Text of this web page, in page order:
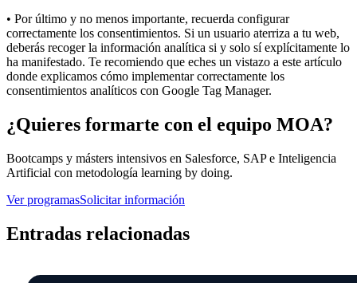
• Por último y no menos importante, recuerda configurar
correctamente los consentimientos. Si un usuario aterriza a tu web,
deberás recoger la información analítica si y solo sí explícitamente lo
ha manifestado. Te recomiendo que eches un vistazo a este artículo
donde explicamos cómo implementar correctamente los
consentimientos analíticos con Google Tag Manager.
¿Quieres formarte con el equipo MOA?
Bootcamps y másters intensivos en Salesforce, SAP e Inteligencia
Artificial con metodología learning by doing.
Ver programasSolicitar información
Entradas relacionadas